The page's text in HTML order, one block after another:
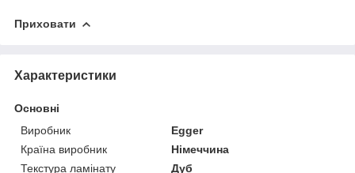
Приховати
Характеристики
Основні
Виробник
Egger
Країна виробник
Німеччина
Текстура ламінату
Дуб